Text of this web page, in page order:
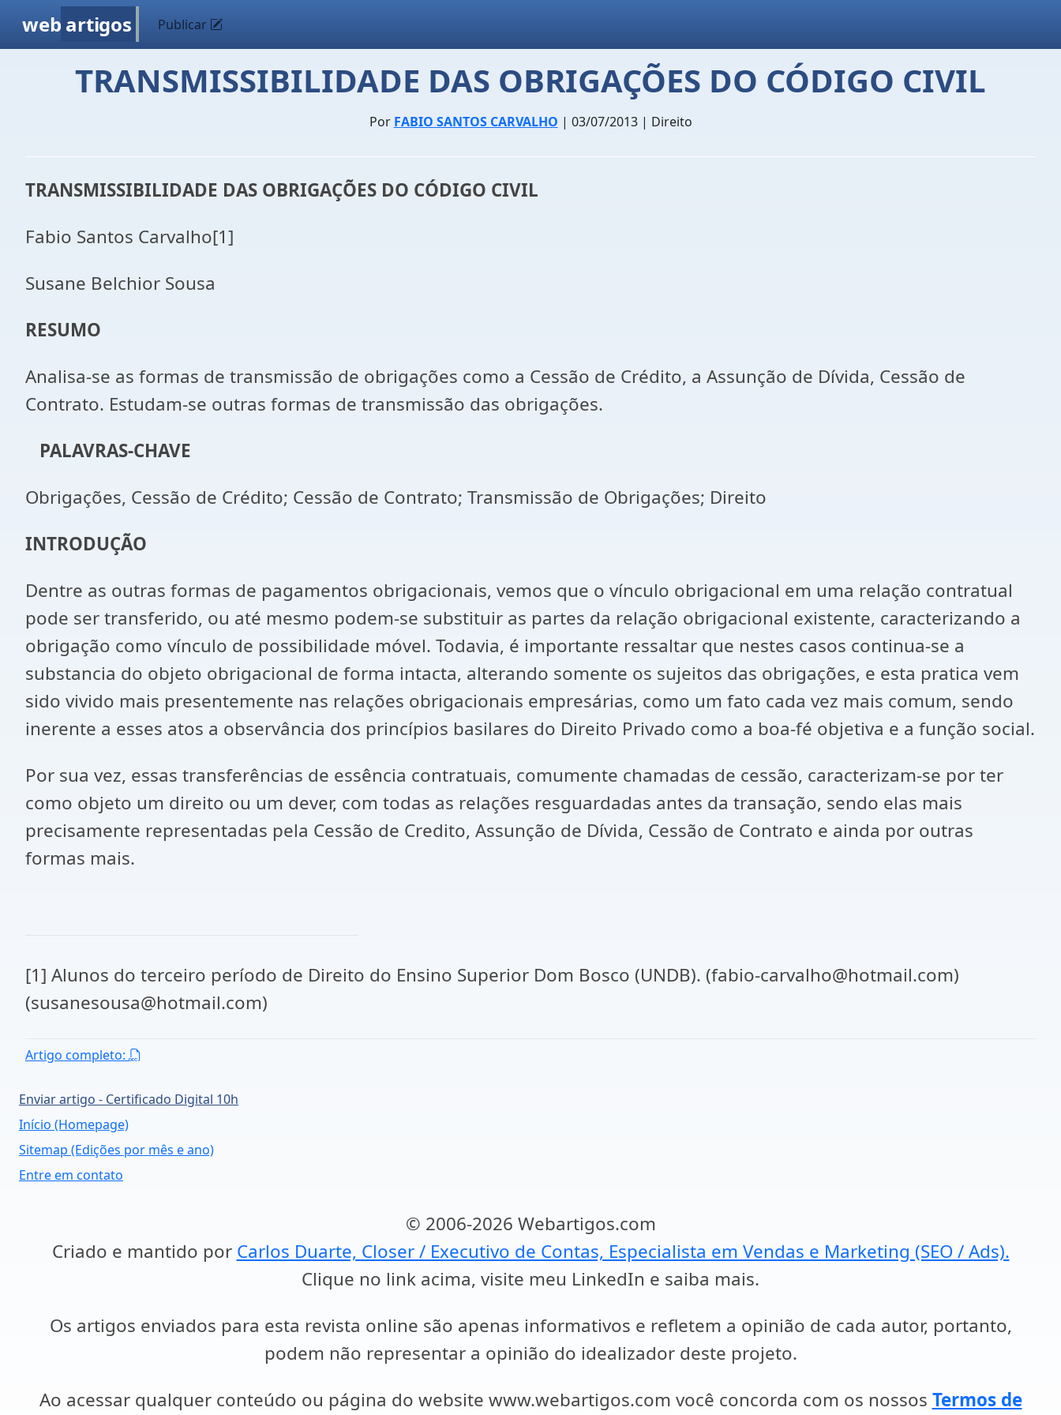
web artigos Publicar
TRANSMISSIBILIDADE DAS OBRIGAÇÕES DO CÓDIGO CIVIL
Por FABIO SANTOS CARVALHO | 03/07/2013 | Direito
TRANSMISSIBILIDADE DAS OBRIGAÇÕES DO CÓDIGO CIVIL
Fabio Santos Carvalho[1]
Susane Belchior Sousa
RESUMO
Analisa-se as formas de transmissão de obrigações como a Cessão de Crédito, a Assunção de Dívida, Cessão de
Contrato. Estudam-se outras formas de transmissão das obrigações.
PALAVRAS-CHAVE
Obrigações, Cessão de Crédito; Cessão de Contrato; Transmissão de Obrigações; Direito
INTRODUÇÃO
Dentre as outras formas de pagamentos obrigacionais, vemos que o vínculo obrigacional em uma relação contratual
pode ser transferido, ou até mesmo podem-se substituir as partes da relação obrigacional existente, caracterizando a
obrigação como vínculo de possibilidade móvel. Todavia, é importante ressaltar que nestes casos continua-se a
substancia do objeto obrigacional de forma intacta, alterando somente os sujeitos das obrigações, e esta pratica vem
sido vivido mais presentemente nas relações obrigacionais empresárias, como um fato cada vez mais comum, sendo
inerente a esses atos a observância dos princípios basilares do Direito Privado como a boa-fé objetiva e a função social.
Por sua vez, essas transferências de essência contratuais, comumente chamadas de cessão, caracterizam-se por ter
como objeto um direito ou um dever, com todas as relações resguardadas antes da transação, sendo elas mais
precisamente representadas pela Cessão de Credito, Assunção de Dívida, Cessão de Contrato e ainda por outras
formas mais.
[1] Alunos do terceiro período de Direito do Ensino Superior Dom Bosco (UNDB). (fabio-carvalho@hotmail.com)
(susanesousa@hotmail.com)
Artigo completo:
Enviar artigo - Certificado Digital 10h
Início (Homepage)
Sitemap (Edições por mês e ano)
Entre em contato
© 2006-2026 Webartigos.com
Criado e mantido por Carlos Duarte, Closer / Executivo de Contas, Especialista em Vendas e Marketing (SEO / Ads).
Clique no link acima, visite meu LinkedIn e saiba mais.
Os artigos enviados para esta revista online são apenas informativos e refletem a opinião de cada autor, portanto,
podem não representar a opinião do idealizador deste projeto.
Ao acessar qualquer conteúdo ou página do website www.webartigos.com você concorda com os nossos Termos de